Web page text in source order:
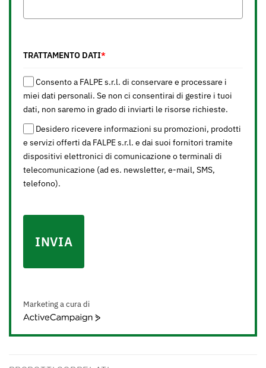
TRATTAMENTO DATI*
Consento a FALPE s.r.l. di conservare e processare i
miei dati personali. Se non ci consentirai di gestire i tuoi
dati, non saremo in grado di inviarti le risorse richieste.
Desidero ricevere informazioni su promozioni, prodotti
e servizi offerti da FALPE s.r.l. e dai suoi fornitori tramite
dispositivi elettronici di comunicazione o terminali di
telecomunicazione (ad es. newsletter, e-mail, SMS,
telefono).
INVIA
Marketing a cura di
ActiveCampaign